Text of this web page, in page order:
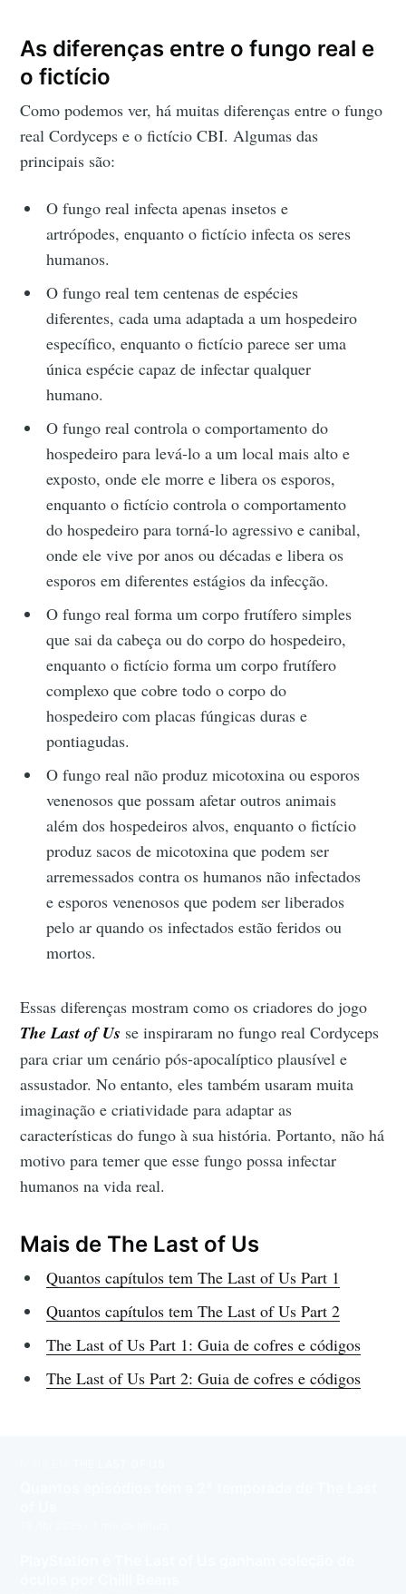
As diferenças entre o fungo real e
o fictício
Como podemos ver, há muitas diferenças entre o fungo
real Cordyceps e o fictício CBI. Algumas das
principais são:
O fungo real infecta apenas insetos e
artrópodes, enquanto o fictício infecta os seres
humanos.
O fungo real tem centenas de espécies
diferentes, cada uma adaptada a um hospedeiro
específico, enquanto o fictício parece ser uma
única espécie capaz de infectar qualquer
humano.
O fungo real controla o comportamento do
hospedeiro para levá-lo a um local mais alto e
exposto, onde ele morre e libera os esporos,
enquanto o fictício controla o comportamento
do hospedeiro para torná-lo agressivo e canibal,
onde ele vive por anos ou décadas e libera os
esporos em diferentes estágios da infecção.
O fungo real forma um corpo frutífero simples
que sai da cabeça ou do corpo do hospedeiro,
enquanto o fictício forma um corpo frutífero
complexo que cobre todo o corpo do
hospedeiro com placas fúngicas duras e
pontiagudas.
O fungo real não produz micotoxina ou esporos
venenosos que possam afetar outros animais
além dos hospedeiros alvos, enquanto o fictício
produz sacos de micotoxina que podem ser
arremessados contra os humanos não infectados
e esporos venenosos que podem ser liberados
pelo ar quando os infectados estão feridos ou
mortos.
Essas diferenças mostram como os criadores do jogo
The Last of Us se inspiraram no fungo real Cordyceps
para criar um cenário pós-apocalíptico plausível e
assustador. No entanto, eles também usaram muita
imaginação e criatividade para adaptar as
características do fungo à sua história. Portanto, não há
motivo para temer que esse fungo possa infectar
humanos na vida real.
Mais de The Last of Us
Quantos capítulos tem The Last of Us Part 1
Quantos capítulos tem The Last of Us Part 2
The Last of Us Part 1: Guia de cofres e códigos
The Last of Us Part 2: Guia de cofres e códigos